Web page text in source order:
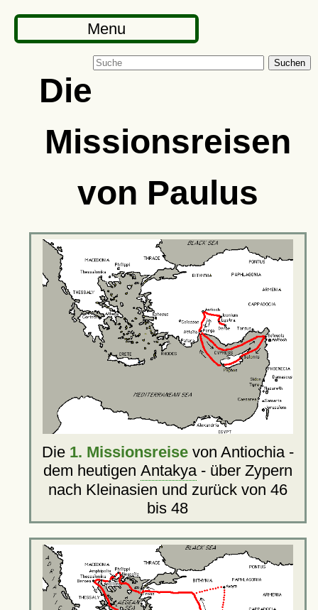
Menu
Suchen
Die
Missionsreisen
von Paulus
Die 1. Missionsreisevon Antiochia -
dem heutigen Antakya- über Zypern
nach Kleinasien und zurück von 46
bis 48